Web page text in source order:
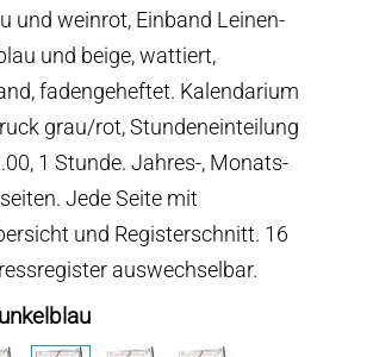
und weinrot, Einband Leinen-
und beige, wattiert,
fadengeheftet. Kalendarium
grau/rot, Stundeneinteilung
1 Stunde. Jahres-, Monats-
Jede Seite mit
und Registerschnitt. 16
auswechselbar.